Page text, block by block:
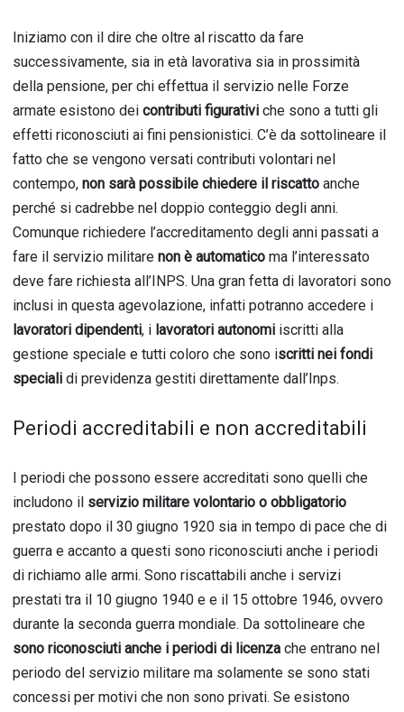
Iniziamo con il dire che oltre al riscatto da fare
successivamente, sia in età lavorativa sia in prossimità
della pensione, per chi effettua il servizio nelle Forze
armate esistono dei contributi figurativi che sono a tutti gli
effetti riconosciuti ai fini pensionistici. C’è da sottolineare il
fatto che se vengono versati contributi volontari nel
contempo, non sarà possibile chiedere il riscatto anche
perché si cadrebbe nel doppio conteggio degli anni.
Comunque richiedere l’accreditamento degli anni passati a
fare il servizio militare non è automatico ma l’interessato
deve fare richiesta all’INPS. Una gran fetta di lavoratori sono
inclusi in questa agevolazione, infatti potranno accedere i
lavoratori dipendenti, i lavoratori autonomi iscritti alla
gestione speciale e tutti coloro che sono iscritti nei fondi
speciali di previdenza gestiti direttamente dall’Inps.
Periodi accreditabili e non accreditabili
I periodi che possono essere accreditati sono quelli che
includono il servizio militare volontario o obbligatorio
prestato dopo il 30 giugno 1920 sia in tempo di pace che di
guerra e accanto a questi sono riconosciuti anche i periodi
di richiamo alle armi. Sono riscattabili anche i servizi
prestati tra il 10 giugno 1940 e e il 15 ottobre 1946, ovvero
durante la seconda guerra mondiale. Da sottolineare che
sono riconosciuti anche i periodi di licenza che entrano nel
periodo del servizio militare ma solamente se sono stati
concessi per motivi che non sono privati. Se esistono